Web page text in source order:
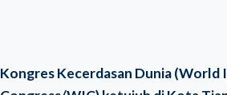
Kongres Kecerdasan Dunia